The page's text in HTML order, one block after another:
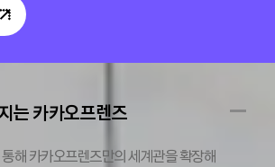
는 카카오프렌즈
해 카카오프렌즈만의 세계관을 확장해